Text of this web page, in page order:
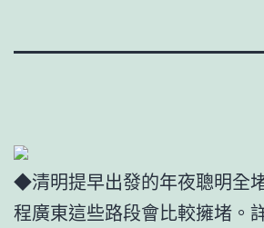
◆清明提早出發的年夜聰明全
程廣東這些路段會比較擁堵。